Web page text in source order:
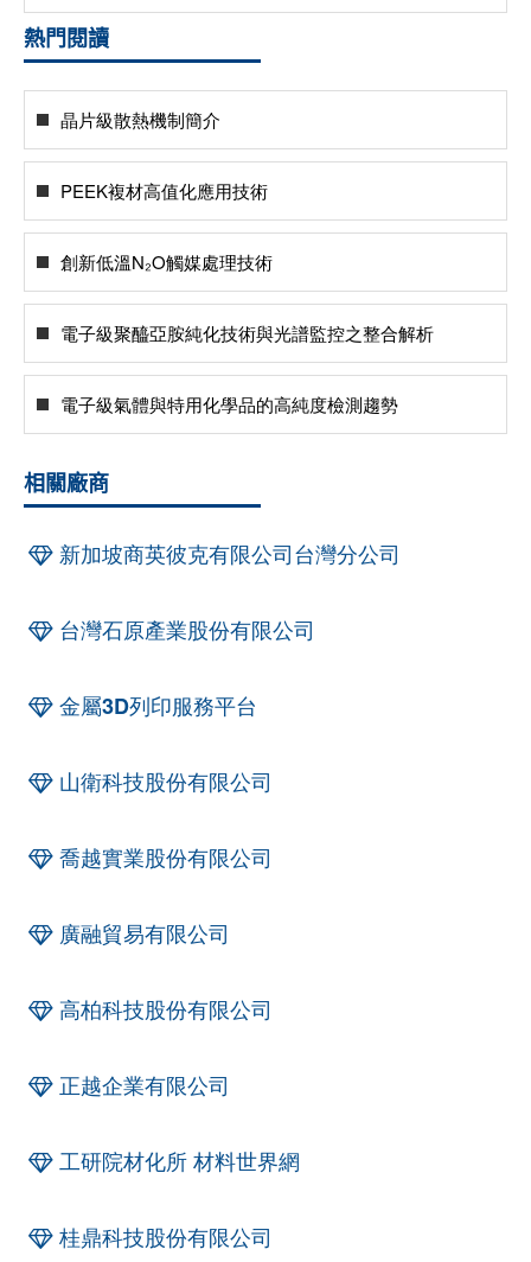
熱門閱讀
晶片級散熱機制簡介
PEEK複材高值化應用技術
創新低溫N₂O觸媒處理技術
電子級聚醯亞胺純化技術與光譜監控之整合解析
電子級氣體與特用化學品的高純度檢測趨勢
相關廠商
新加坡商英彼克有限公司台灣分公司
台灣石原產業股份有限公司
金屬3D列印服務平台
山衛科技股份有限公司
喬越實業股份有限公司
廣融貿易有限公司
高柏科技股份有限公司
正越企業有限公司
工研院材化所 材料世界網
桂鼎科技股份有限公司